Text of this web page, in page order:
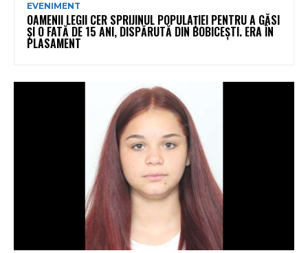
EVENIMENT
OAMENII LEGII CER SPRIJINUL POPULAȚIEI PENTRU A GĂSI
ȘI O FATĂ DE 15 ANI, DISPĂRUTĂ DIN BOBICEȘTI. ERA ÎN
PLASAMENT